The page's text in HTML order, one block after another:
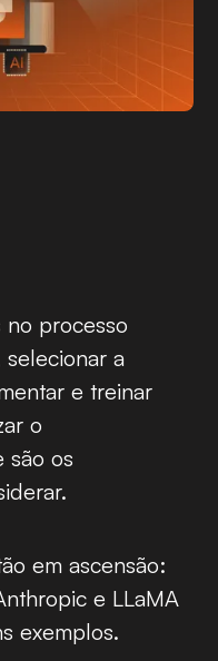
no processo
a
e treinar
o
são os
em ascensão:
e LLaMA
exemplos.